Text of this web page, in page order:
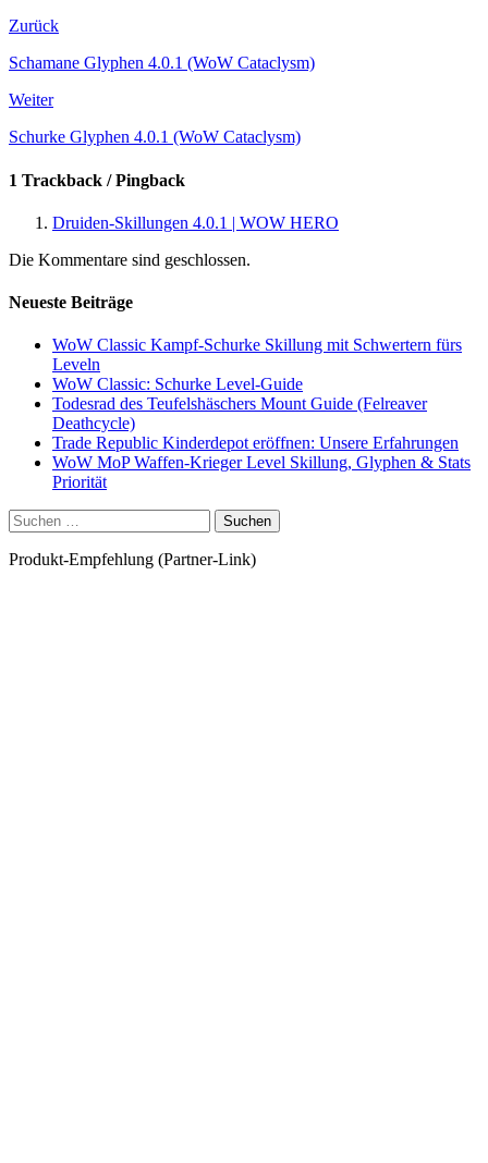
Zurück
Schamane Glyphen 4.0.1 (WoW Cataclysm)
Weiter
Schurke Glyphen 4.0.1 (WoW Cataclysm)
1 Trackback / Pingback
Druiden-Skillungen 4.0.1 | WOW HERO
Die Kommentare sind geschlossen.
Neueste Beiträge
WoW Classic Kampf-Schurke Skillung mit Schwertern fürs
Leveln
WoW Classic: Schurke Level-Guide
Todesrad des Teufelshäschers Mount Guide (Felreaver
Deathcycle)
Trade Republic Kinderdepot eröffnen: Unsere Erfahrungen
WoW MoP Waffen-Krieger Level Skillung, Glyphen & Stats
Priorität
Suchen
nach:
Produkt-Empfehlung (Partner-Link)